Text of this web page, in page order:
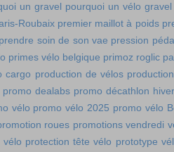
un gravel pourquoi un vélo gravel
Roubaix premier maillot à poids
prendre soin de son vae pression
primes vélo belgique primoz roglic
cargo production de vélos
promo dealabs promo décathlon hiver
vélo promo vélo 2025 promo vélo
roues promotions vendredi
vélo protection tête vélo prototype